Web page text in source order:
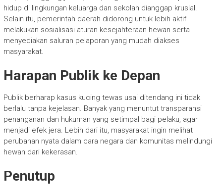
hidup di lingkungan keluarga dan sekolah dianggap krusial.
Selain itu, pemerintah daerah didorong untuk lebih aktif
melakukan sosialisasi aturan kesejahteraan hewan serta
menyediakan saluran pelaporan yang mudah diakses
masyarakat.
Harapan Publik ke Depan
Publik berharap kasus kucing tewas usai ditendang ini tidak
berlalu tanpa kejelasan. Banyak yang menuntut transparansi
penanganan dan hukuman yang setimpal bagi pelaku, agar
menjadi efek jera. Lebih dari itu, masyarakat ingin melihat
perubahan nyata dalam cara negara dan komunitas melindungi
hewan dari kekerasan.
Penutup